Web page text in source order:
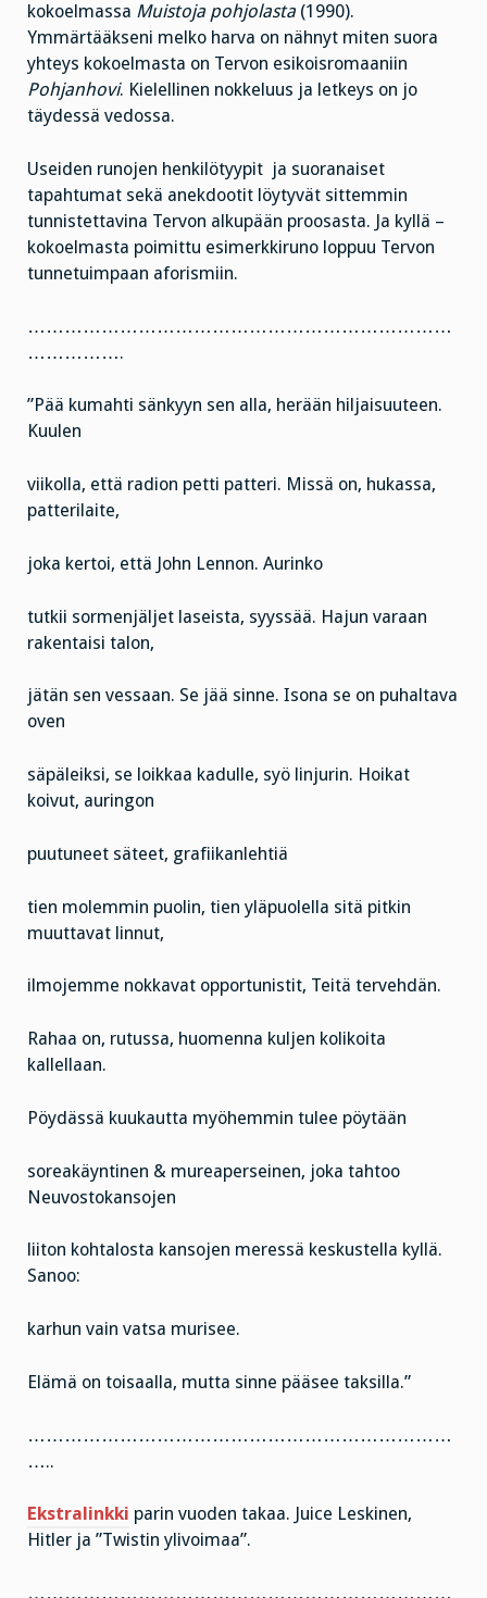
kokoelmassa Muistoja pohjolasta (1990).
Ymmärtääkseni melko harva on nähnyt miten suora
yhteys kokoelmasta on Tervon esikoisromaaniin
Pohjanhovi. Kielellinen nokkeluus ja letkeys on jo
täydessä vedossa.
Useiden runojen henkilötyypit ja suoranaiset
tapahtumat sekä anekdootit löytyvät sittemmin
tunnistettavina Tervon alkupään proosasta. Ja kyllä –
kokoelmasta poimittu esimerkkiruno loppuu Tervon
tunnetuimpaan aforismiin.
……………………………………………………………
…………….
”Pää kumahti sänkyyn sen alla, herään hiljaisuuteen.
Kuulen
viikolla, että radion petti patteri. Missä on, hukassa,
patterilaite,
joka kertoi, että John Lennon. Aurinko
tutkii sormenjäljet laseista, syyssää. Hajun varaan
rakentaisi talon,
jätän sen vessaan. Se jää sinne. Isona se on puhaltava
oven
säpäleiksi, se loikkaa kadulle, syö linjurin. Hoikat
koivut, auringon
puutuneet säteet, grafiikanlehtiä
tien molemmin puolin, tien yläpuolella sitä pitkin
muuttavat linnut,
ilmojemme nokkavat opportunistit, Teitä tervehdän.
Rahaa on, rutussa, huomenna kuljen kolikoita
kallellaan.
Pöydässä kuukautta myöhemmin tulee pöytään
soreakäyntinen & mureaperseinen, joka tahtoo
Neuvostokansojen
liiton kohtalosta kansojen meressä keskustella kyllä.
Sanoo:
karhun vain vatsa murisee.
Elämä on toisaalla, mutta sinne pääsee taksilla.”
……………………………………………………………
…..
Ekstralinkki parin vuoden takaa. Juice Leskinen,
Hitler ja ”Twistin ylivoimaa”.
……………………………………………………………